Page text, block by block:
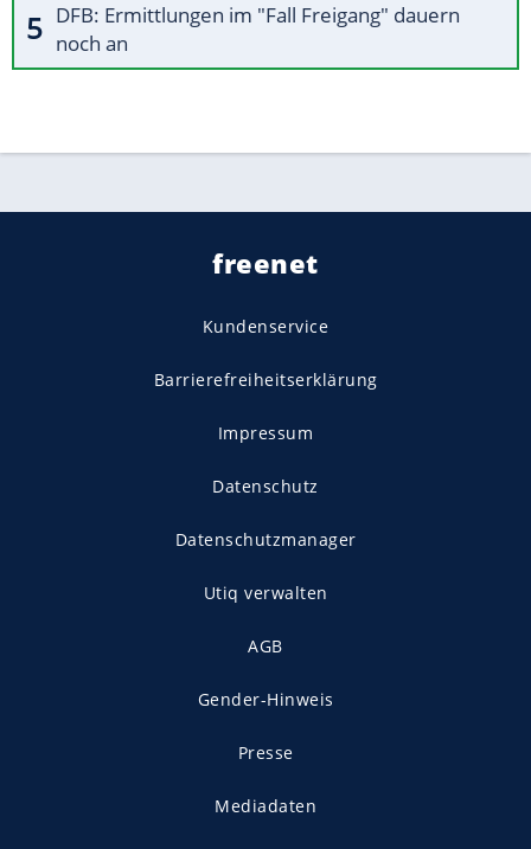
DFB: Ermittlungen im "Fall Freigang" dauern
noch an
freenet
Kundenservice
Barrierefreiheitserklärung
Impressum
Datenschutz
Datenschutzmanager
Utiq verwalten
AGB
Gender-Hinweis
Presse
Mediadaten